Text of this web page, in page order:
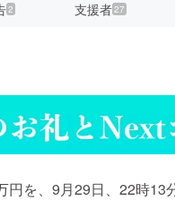
2 支援者27
を、9月29日、22時13